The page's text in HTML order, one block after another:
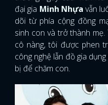
đại gia Minh Nhựavẫn
dõi từ phía cộng đồng
sinh con và trở thành
cô nàng, tôi được phen
công nghệ lẫn đồ gia
bị để chăm con.